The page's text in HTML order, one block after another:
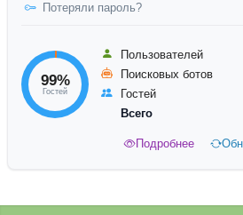
Потеряли пароль?
99%
Гостей
Пользователей
Поисковых ботов
Гостей
Всего
Подробнее